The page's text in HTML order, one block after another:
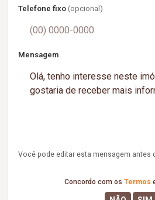
Telefone fixo (opcional)
Mensagem
Você pode editar esta mensagem antes
Concordo com os Termos